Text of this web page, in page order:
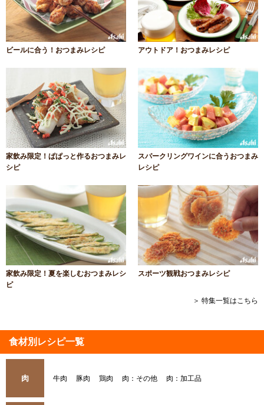
ビールに合う！おつまみレシピ アウトドア！おつまみレシピ
家飲み限定！ぱぱっと作るおつまみレ
シピ
スパークリングワインに合うおつまみ
レシピ
家飲み限定！夏を楽しむおつまみレシ
ピ
スポーツ観戦おつまみレシピ
＞ 特集一覧はこちら
食材別レシピ一覧
肉 牛肉 豚肉 鶏肉 肉：その他 肉：加工品